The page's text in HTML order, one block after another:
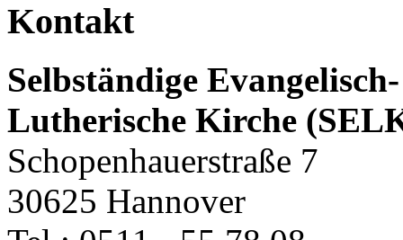
Kontakt
Selbständige Evangelisch-
Lutherische Kirche
Schopenhauerstraße 7
30625 Hannover